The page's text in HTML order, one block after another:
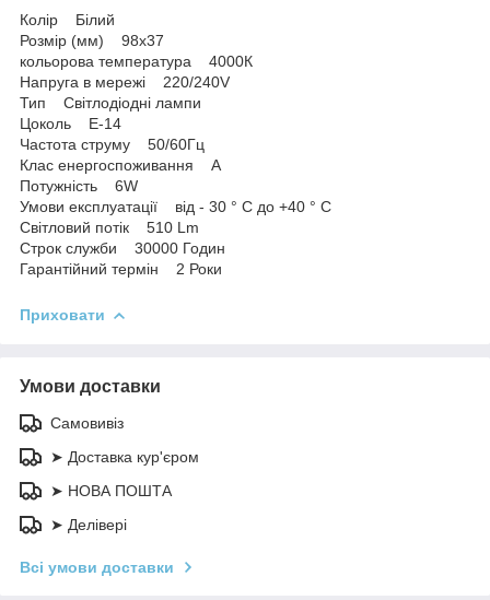
Колір Білий
Розмір (мм) 98х37
кольорова температура 4000К
Напруга в мережі 220/240V
Тип Світлодіодні лампи
Цоколь E-14
Частота струму 50/60Гц
Клас енергоспоживання А
Потужність 6W
Умови експлуатації від - 30 ° С до +40 ° С
Світловий потік 510 Lm
Строк служби 30000 Годин
Гарантійний термін 2 Роки
Приховати
Умови доставки
Самовивіз
➤ Доставка кур'єром
➤ НОВА ПОШТА
➤ Делівері
Всі умови доставки